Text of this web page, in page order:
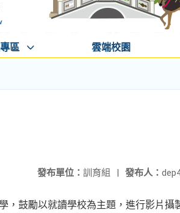
區 雲端校園
發布人：
發布單位： 訓育組 |
，鼓勵以就讀學校為主題，進行影片攝